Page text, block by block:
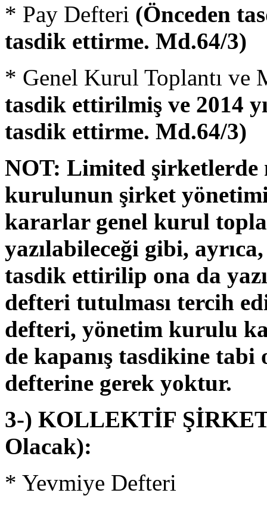
* Pay Defteri (Önceden
tasdik ettirme. Md.64/3)
* Genel Kurul Toplantı ve
tasdik ettirilmiş ve 2014
tasdik ettirme. Md.64/3)
NOT: Limited şirketlerde
kurulunun şirket
kararlar genel kurul
yazılabileceği gibi,
tasdik ettirilip ona da
defteri tutulması tercih
defteri, yönetim kurulu
de kapanış tasdikine
defterine gerek yoktur.
3-) KOLLEKTİF
Olacak):
* Yevmiye Defteri